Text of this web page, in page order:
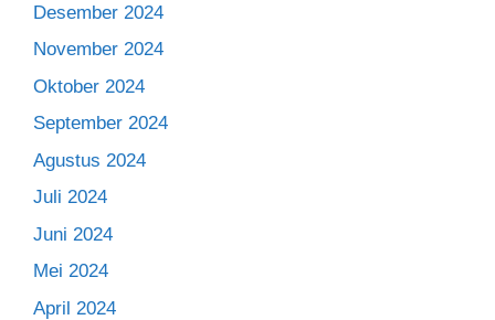
Desember 2024
November 2024
Oktober 2024
September 2024
Agustus 2024
Juli 2024
Juni 2024
Mei 2024
April 2024